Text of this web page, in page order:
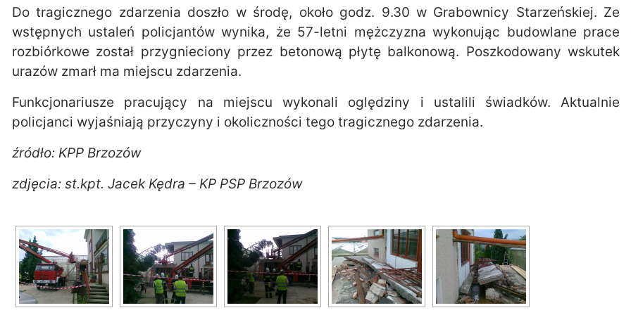
Do tragicznego zdarzenia doszło w środę, około godz. 9.30 w Grabownicy Starzeńskiej. Ze
wstępnych ustaleń policjantów wynika, że 57-letni mężczyzna wykonując budowlane prace
rozbiórkowe został przygnieciony przez betonową płytę balkonową. Poszkodowany wskutek
urazów zmarł ma miejscu zdarzenia.
Funkcjonariusze pracujący na miejscu wykonali oględziny i ustalili świadków. Aktualnie
policjanci wyjaśniają przyczyny i okoliczności tego tragicznego zdarzenia.
źródło: KPP Brzozów
zdjęcia: st.kpt. Jacek Kędra – KP PSP Brzozów